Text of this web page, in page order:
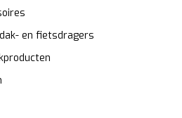
en fietsdragers